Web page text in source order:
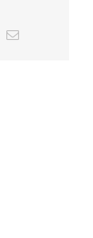
Email